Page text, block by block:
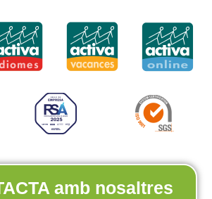
amb nosaltres